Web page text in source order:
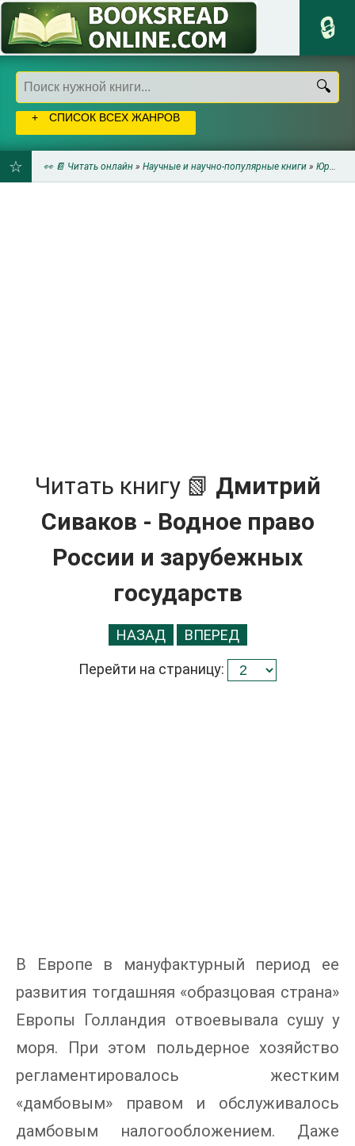
СПИСОК ВСЕХ ЖАНРОВ
👀 📔 Читать онлайн » Научные и научно-популярные книги » Юриспруденция
Читать книгу 📗 Дмитрий
Сиваков - Водное право
России и зарубежных
государств
НАЗАД ВПЕРЕД
Перейти на страницу:
В Европе в мануфактурный период ее
развития тогдашняя «образцовая страна»
Европы Голландия отвоевывала сушу у
моря. При этом польдерное хозяйство
регламентировалось жестким
«дамбовым» правом и обслуживалось
дамбовым налогообложением. Даже